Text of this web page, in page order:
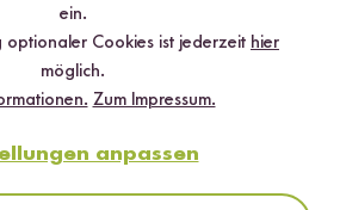
11.1 %
ein.
optionaler Cookies ist jederzeit hier
möglich.
Zum Impressum.
anpassen